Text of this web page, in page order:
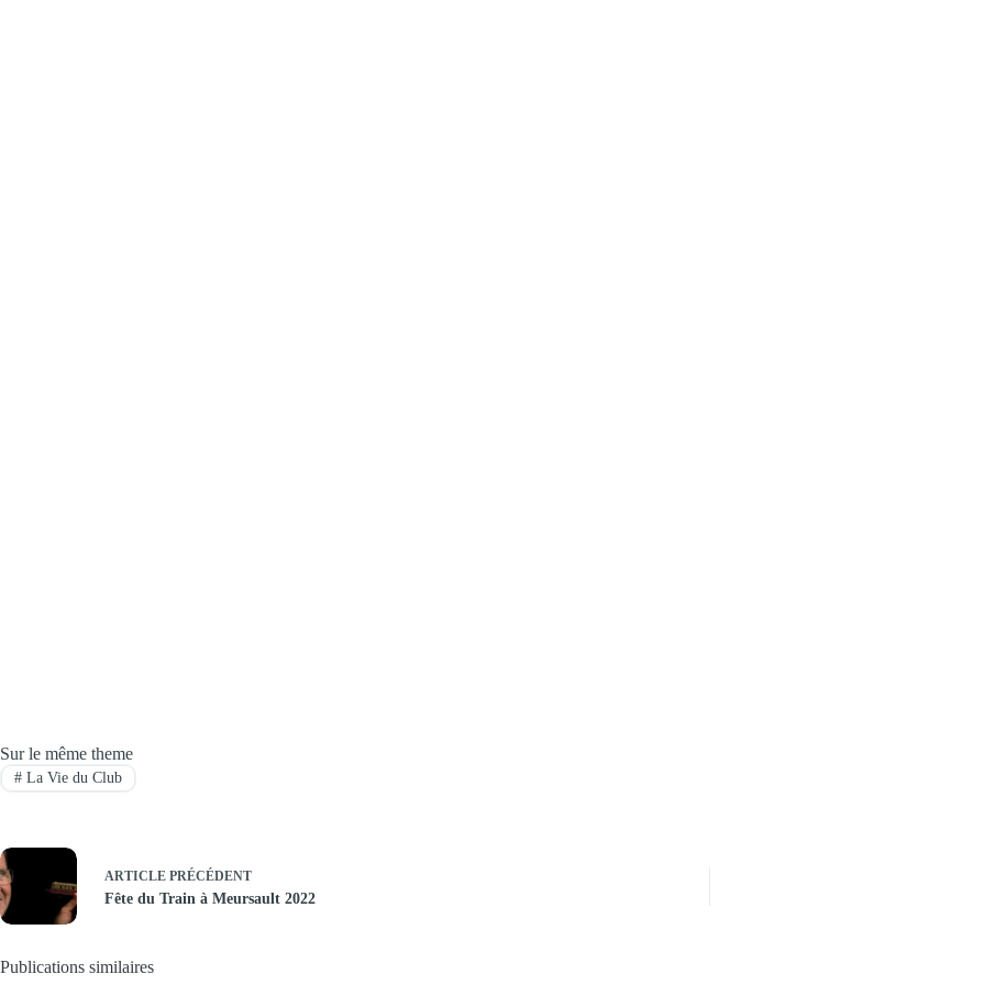
Sur le même theme
#La Vie du Club
ARTICLE PRÉCÉDENT
Fête du Train à Meursault 2022
Publications similaires